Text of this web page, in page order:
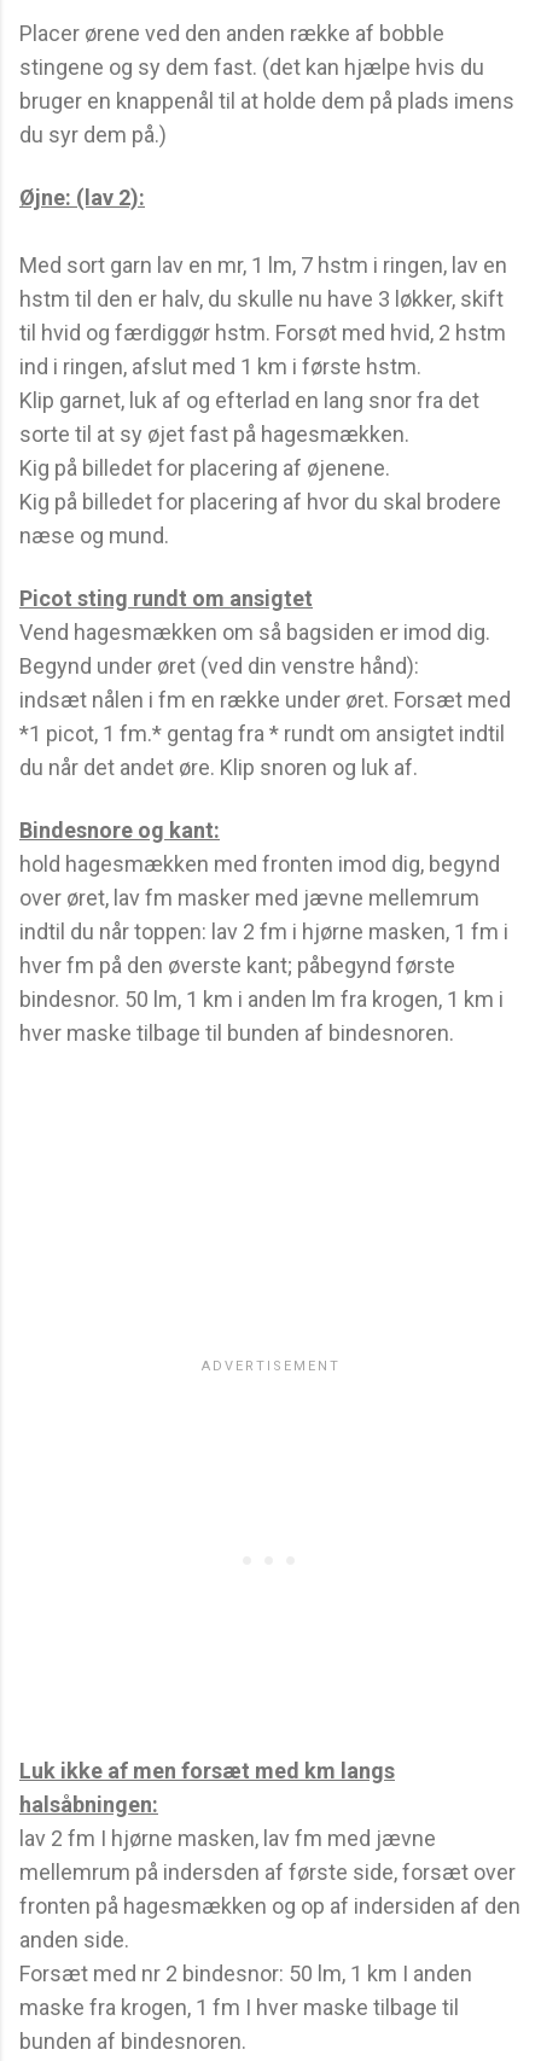
Placer ørene ved den anden række af bobble
stingene og sy dem fast. (det kan hjælpe hvis du
bruger en knappenål til at holde dem på plads imens
du syr dem på.)
Øjne: (lav 2):
Med sort garn lav en mr, 1 lm, 7 hstm i ringen, lav en
hstm til den er halv, du skulle nu have 3 løkker, skift
til hvid og færdiggør hstm. Forsøt med hvid, 2 hstm
ind i ringen, afslut med 1 km i første hstm.
Klip garnet, luk af og efterlad en lang snor fra det
sorte til at sy øjet fast på hagesmækken.
Kig på billedet for placering af øjenene.
Kig på billedet for placering af hvor du skal brodere
næse og mund.
Picot sting rundt om ansigtet
Vend hagesmækken om så bagsiden er imod dig.
Begynd under øret (ved din venstre hånd):
indsæt nålen i fm en række under øret. Forsæt med
*1 picot, 1 fm.* gentag fra * rundt om ansigtet indtil
du når det andet øre. Klip snoren og luk af.
Bindesnore og kant:
hold hagesmækken med fronten imod dig, begynd
over øret, lav fm masker med jævne mellemrum
indtil du når toppen: lav 2 fm i hjørne masken, 1 fm i
hver fm på den øverste kant; påbegynd første
bindesnor. 50 lm, 1 km i anden lm fra krogen, 1 km i
hver maske tilbage til bunden af bindesnoren.
Luk ikke af men forsæt med km langs
halsåbningen:
lav 2 fm I hjørne masken, lav fm med jævne
mellemrum på indersden af første side, forsæt over
fronten på hagesmækken og op af indersiden af den
anden side.
Forsæt med nr 2 bindesnor: 50 lm, 1 km I anden
maske fra krogen, 1 fm I hver maske tilbage til
bunden af bindesnoren.